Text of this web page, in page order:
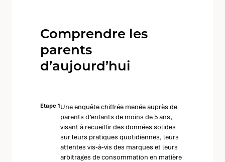
Comprendre les
parents
d’aujourd’hui
Etape 1Une enquête chiffrée menée auprès de
parents d’enfants de moins de 5 ans,
visant à recueillir des données solides
sur leurs pratiques quotidiennes, leurs
attentes vis-à-vis des marques et leurs
arbitrages de consommation en matière